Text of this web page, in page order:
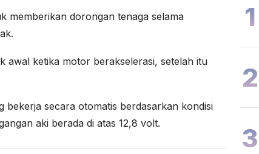
memberikan dorongan tenaga selama
awal ketika motor berakselerasi, setelah itu
bekerja secara otomatis berdasarkan kondisi
aki berada di atas 12,8 volt.
1
2
3